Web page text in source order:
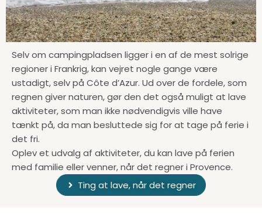
Selv om campingpladsen ligger i en af de mest solrige
regioner i Frankrig, kan vejret nogle gange være
ustadigt, selv på Côte d’Azur. Ud over de fordele, som
regnen giver naturen, gør den det også muligt at lave
aktiviteter, som man ikke nødvendigvis ville have
tænkt på, da man besluttede sig for at tage på ferie i
det fri.
Oplev et udvalg af aktiviteter, du kan lave på ferien
med familie eller venner, når det regner i Provence.
Ting at lave, når det regner